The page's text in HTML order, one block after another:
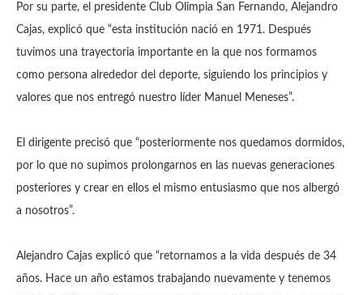
Por su parte, el presidente Club Olimpia San Fernando, Alejandro
Cajas, explicó que “esta institución nació en 1971. Después
tuvimos una trayectoria importante en la que nos formamos
como persona alrededor del deporte, siguiendo los principios y
valores que nos entregó nuestro líder Manuel Meneses”.
El dirigente precisó que “posteriormente nos quedamos dormidos,
por lo que no supimos prolongarnos en las nuevas generaciones
posteriores y crear en ellos el mismo entusiasmo que nos albergó
a nosotros”.
Alejandro Cajas explicó que “retornamos a la vida después de 34
años. Hace un año estamos trabajando nuevamente y tenemos